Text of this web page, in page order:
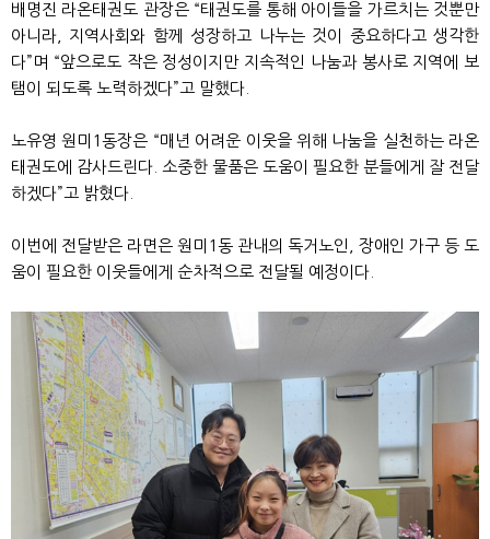
배명진 라온태권도 관장은 “태권도를 통해 아이들을 가르치는 것뿐만
아니라, 지역사회와 함께 성장하고 나누는 것이 중요하다고 생각한
다”며 “앞으로도 작은 정성이지만 지속적인 나눔과 봉사로 지역에 보
탬이 되도록 노력하겠다”고 말했다.
노유영 원미1동장은 “매년 어려운 이웃을 위해 나눔을 실천하는 라온
태권도에 감사드린다. 소중한 물품은 도움이 필요한 분들에게 잘 전달
하겠다”고 밝혔다.
이번에 전달받은 라면은 원미1동 관내의 독거노인, 장애인 가구 등 도
움이 필요한 이웃들에게 순차적으로 전달될 예정이다.